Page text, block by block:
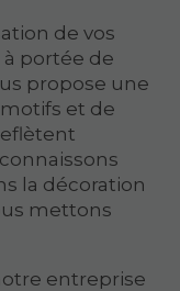
de vos
portée de
propose une
et de
la décoration
mettons
entreprise